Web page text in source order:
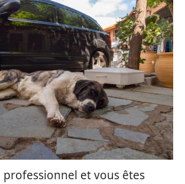
professionnel et vous êtes